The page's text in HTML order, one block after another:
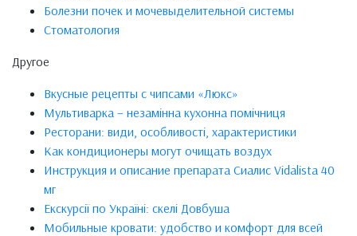
Болезни почек и мочевыделительной системы
Стоматология
Другое
Вкусные рецепты с чипсами «Люкс»
Мультиварка – незамінна кухонна помічниця
Ресторани: види, особливості, характеристики
Как кондиционеры могут очищать воздух
Инструкция и описание препарата Сиалис Vidalista 40
мг
Екскурсії по Україні: скелі Довбуша
Мобильные кровати: удобство и комфорт для всей